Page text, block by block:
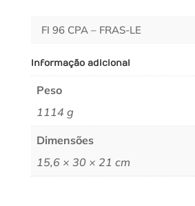
FI 96 CPA – FRAS-LE
Informação adicional
Peso
1114 g
Dimensões
15,6 × 30 × 21 cm